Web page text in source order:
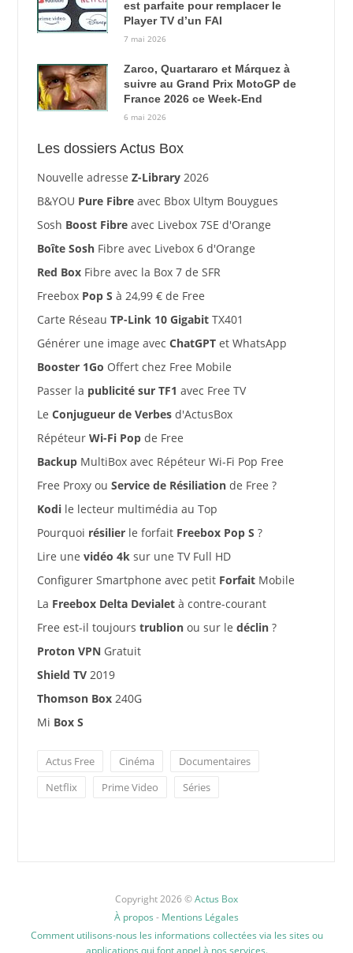
est parfaite pour remplacer le
Player TV d’un FAI
7 mai 2026
Zarco, Quartararo et Márquez à
suivre au Grand Prix MotoGP de
France 2026 ce Week-End
6 mai 2026
Les dossiers Actus Box
Nouvelle adresse Z-Library2026
B&YOU Pure Fibreavec Bbox Ultym Bouygues
Sosh Boost Fibreavec Livebox 7SE d'Orange
Boîte SoshFibre avec Livebox 6 d'Orange
Red BoxFibre avec la Box 7 de SFR
Freebox Pop S à 24,99 € de Free
Carte Réseau TP-Link 10 GigabitTX401
Générer une image avec ChatGPTet WhatsApp
Booster 1Go Offert chez Free Mobile
Passer la publicité sur TF1 avec Free TV
Le Conjugueur de Verbesd'ActusBox
Répéteur Wi-Fi Popde Free
BackupMultiBox avec Répéteur Wi-Fi Pop Free
Free Proxy ou Service de Résiliationde Free ?
Kodile lecteur multimédia au Top
Pourquoi résilierle forfait Freebox Pop S ?
Lire une vidéo 4ksur une TV Full HD
Configurer Smartphone avec petit ForfaitMobile
La Freebox Delta Devialetà contre-courant
Free est-il toujours trublionou sur le déclin?
Proton VPN Gratuit
Shield TV2019
Thomson Box240G
Mi Box S
Actus Free Cinéma
Documentaires
Netflix
Prime Video Séries
Copyright 2026 ©Actus Box
À propos - Mentions Légales
Comment utilisons-nous les informations collectées via les sites ou